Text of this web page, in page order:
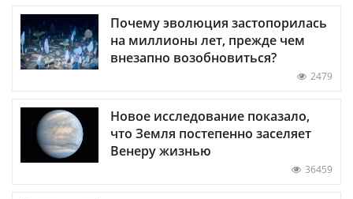
Почему эволюция застопорилась
на миллионы лет, прежде чем
внезапно возобновиться?
2479
Новое исследование показало,
что Земля постепенно заселяет
Венеру жизнью
36459